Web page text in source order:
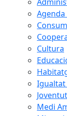
Agenda
Consum
Cultura
Igualtat
Joventut
Medi